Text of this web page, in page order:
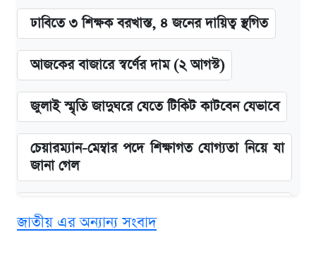
ঢাবিতে ৩ শিক্ষক বরখাস্ত, ৪ জনের দায়িত্ব স্থগিত
আজকের বাজারে স্বর্ণের দাম (২ আগস্ট)
জুলাই স্মৃতি জাদুঘরে যেতে টিকিট কাটবেন যেভাবে
চেয়ারম্যান-মেম্বার পদে শিক্ষাগত যোগ্যতা নিয়ে যা
জানা গেল
ভাতা
জাতীয় এর অন্যান্য সংবাদ